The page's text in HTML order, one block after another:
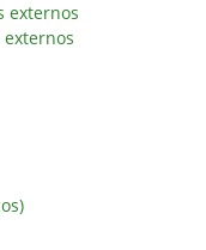
externos
externos